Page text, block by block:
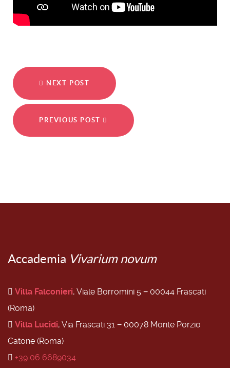
NEXT POST
PREVIOUS POST
Accademia Vivarium novum
Villa Falconieri, Viale Borromini 5 − 00044 Frascati
(Roma)
Villa Lucidi, Via Frascati 31 − 00078 Monte Porzio
Catone (Roma)
+39 06 6689034